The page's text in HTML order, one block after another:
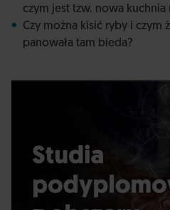
czym jest tzw. nowa kuchnia
Czy można kisić ryby i czym
panowała tam bieda?